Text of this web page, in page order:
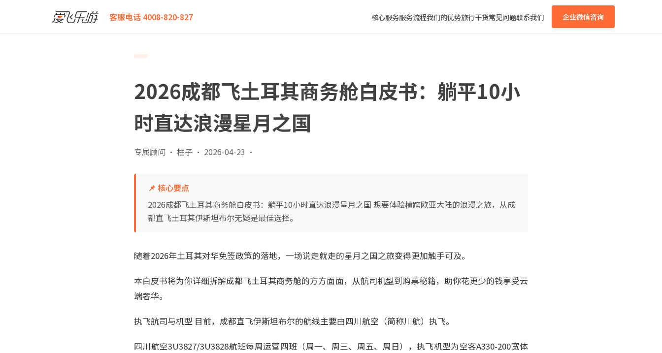
客服电话 4008-820-827 核心服务服务流程我们的优势旅行干货常见问题联系我们 企业微信咨询
爱飞乐游 2026成都飞土耳其商务舱白皮书：躺平10小时直达浪漫星月之国
2026成都飞土耳其商务舱白皮书：躺平10小
时直达浪漫星月之国
专属顾问 · 柱子 · 2026-04-23 ·
📌 核心要点
2026成都飞土耳其商务舱白皮书：躺平10小时直达浪漫星月之国 想要体验横跨欧亚大陆的浪漫之旅，从成
都直飞土耳其伊斯坦布尔无疑是最佳选择。
随着2026年土耳其对华免签政策的落地，一场说走就走的星月之国之旅变得更加触手可及。
本白皮书将为你详细拆解成都飞土耳其商务舱的方方面面，从航司机型到购票秘籍，助你花更少的钱享受云
端奢华。
执飞航司与机型 目前，成都直飞伊斯坦布尔的航线主要由四川航空（简称川航）执飞。
四川航空3U3827/3U3828航班每周运营四班（周一、周三、周五、周日），执飞机型为空客A330-200宽体